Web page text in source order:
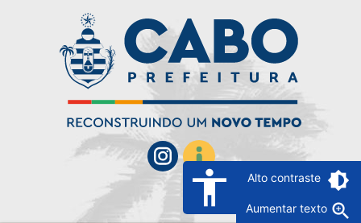
accessibility Alto contraste brightness_6
Aumentar texto zoom_in